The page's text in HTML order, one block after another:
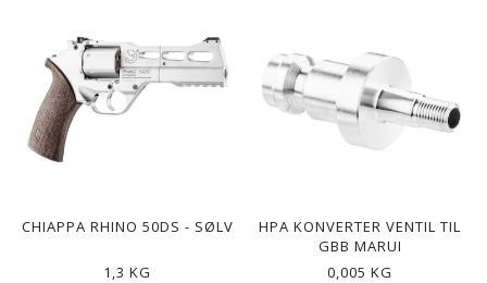
CHIAPPA RHINO 50DS - SØLV
1,3 KG
HPA KONVERTER VENTIL TIL
GBB MARUI
0,005 KG